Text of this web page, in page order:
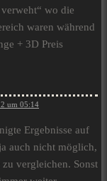
wo die
waren während
+ 3D Preis
um 05:14
Ergebnisse auf
auch nicht möglich,
vergleichen. Sonst